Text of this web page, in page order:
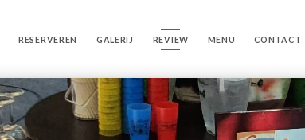
RESERVEREN GALERIJ REVIEW MENU CONTACT